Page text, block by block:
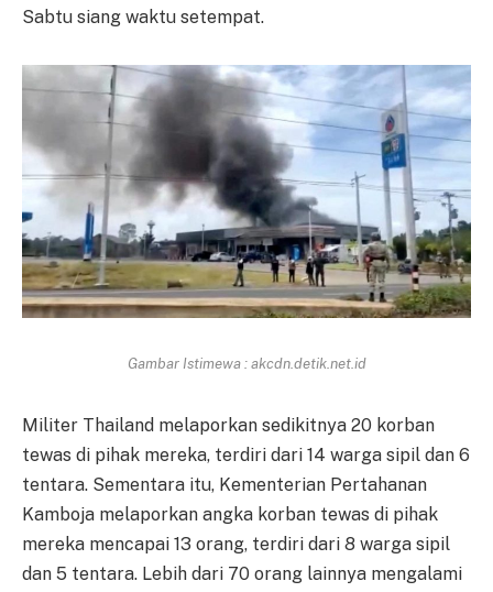
Sabtu siang waktu setempat.
Gambar Istimewa : akcdn.detik.net.id
Militer Thailand melaporkan sedikitnya 20 korban
tewas di pihak mereka, terdiri dari 14 warga sipil dan 6
tentara. Sementara itu, Kementerian Pertahanan
Kamboja melaporkan angka korban tewas di pihak
mereka mencapai 13 orang, terdiri dari 8 warga sipil
dan 5 tentara. Lebih dari 70 orang lainnya mengalami